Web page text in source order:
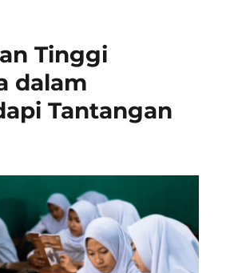
Tinggi
dalam
Tantangan